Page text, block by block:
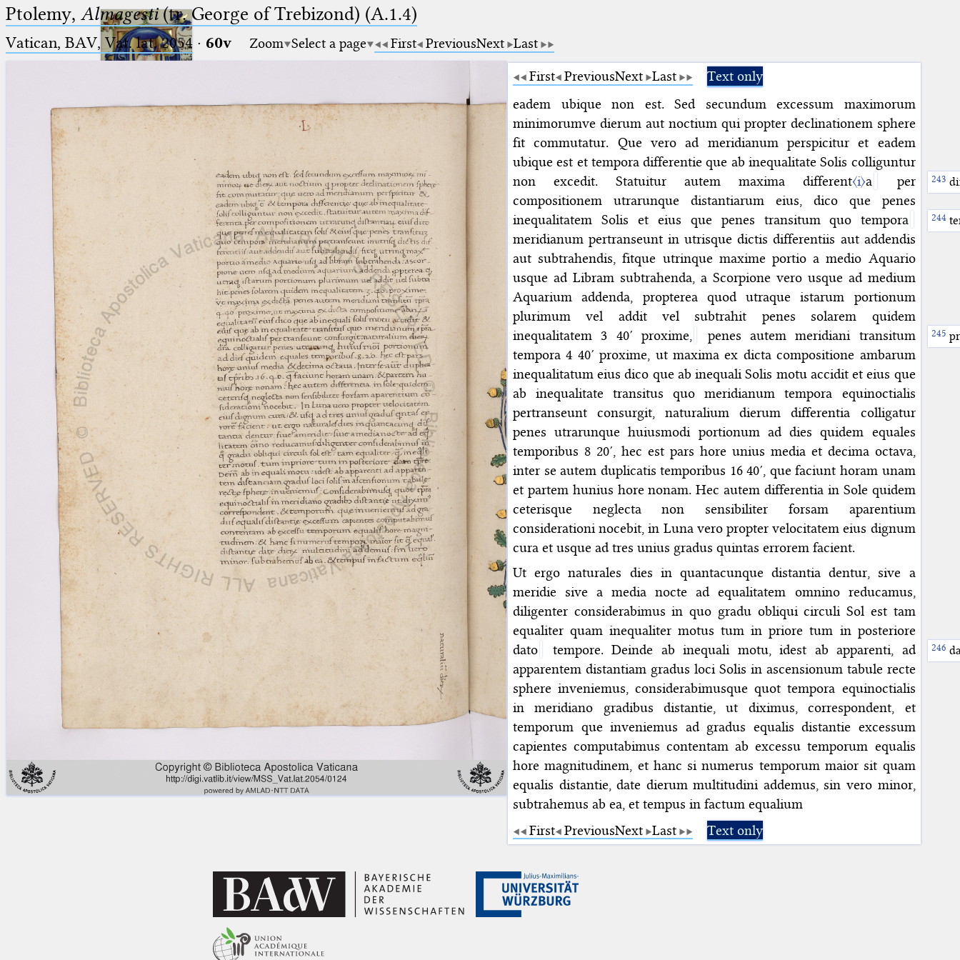
Ptolemaeus
Arabus et Latinus
(the underscore) is the placeholder
for exactly one character.
(the percent sign) is the
placeholder for no, one or more
than one character.
(two percent signs) is the
placeholder for no, one or more
than one character, but not for
blank space (so that a search ends
at word boundaries).
Start
Project
Team
News
Jobs
Publications
Conference
Arabic Works
Arabic Manuscripts
Latin Works
Latin Manuscripts
Latin Early Prints
Images
Texts
beta Glossary
Resources
Licenses Contact
Impressum
Privacy
Print 🖨
Ptolemy, Almagesti(tr. George of Trebizond) (A.1.4)
Vatican, BAV, Vat. lat. 2054 · 60v Zoom Select a page First PreviousNext Last
First PreviousNext Last
Text only
eadem ubique non est. Sed secundum excessum maximorum
minimorumve dierum aut noctium qui propter declinationem sphere
fit commutatur. Que vero ad meridianum perspicitur et eadem
ubique est et tempora differentie que ab inequalitate Solis colliguntur
non excedit. Statuitur autem maxima different〈i〉a
per
compositionem utrarunque distantiarum eius, dico que penes
inequalitatem Solis et eius que penes transitum quo tempora
meridianum pertranseunt in utrisque dictis differentiis aut addendis
aut subtrahendis, fitque utrinque maxime portio a medio Aquario
usque ad Libram subtrahenda, a Scorpione vero usque ad medium
Aquarium addenda, propterea quod utraque istarum portionum
plurimum vel addit vel subtrahit penes solarem quidem
inequalitatem 3 40′ proxime,
penes autem meridiani transitum
tempora 4 40′ proxime, ut maxima ex dicta compositione ambarum
inequalitatum eius dico que ab inequali Solis motu accidit et eius que
ab inequalitate transitus quo meridianum tempora equinoctialis
pertranseunt consurgit, naturalium dierum differentia colligatur
penes utrarunque huiusmodi portionum ad dies quidem equales
temporibus 8 20′, hec est pars hore unius media et decima octava,
inter se autem duplicatis temporibus 16 40′, que faciunt horam unam
et partem hunius hore nonam. Hec autem differentia in Sole quidem
ceterisque neglecta non sensibiliter forsam aparentium
considerationi nocebit, in Luna vero propter velocitatem eius dignum
cura et usque ad tres unius gradus quintas errorem facient.
Ut ergo naturales dies in quantacunque distantia dentur, sive a
meridie sive a media nocte ad equalitatem omnino reducamus,
diligenter considerabimus in quo gradu obliqui circuli Sol est tam
equaliter quam inequaliter motus tum in priore tum in posteriore
dato
tempore. Deinde ab inequali motu, idest ab apparenti, ad
apparentem distantiam gradus loci Solis in ascensionum tabule recte
sphere inveniemus, considerabimusque quot tempora equinoctialis
in meridiano gradibus distantie, ut diximus, correspondent, et
temporum que inveniemus ad gradus equalis distantie excessum
capientes computabimus contentam ab excessu temporum equalis
hore magnitudinem, et hanc si numerus temporum maior sit quam
equalis distantie, date dierum multitudini addemus, sin vero minor,
subtrahemus ab ea, et tempus in factum equalium
First PreviousNext Last Text only